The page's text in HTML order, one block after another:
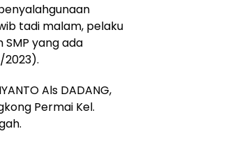
tadi malam, pelaku
yang ada
2023).
Als DADANG,
Permai Kel.